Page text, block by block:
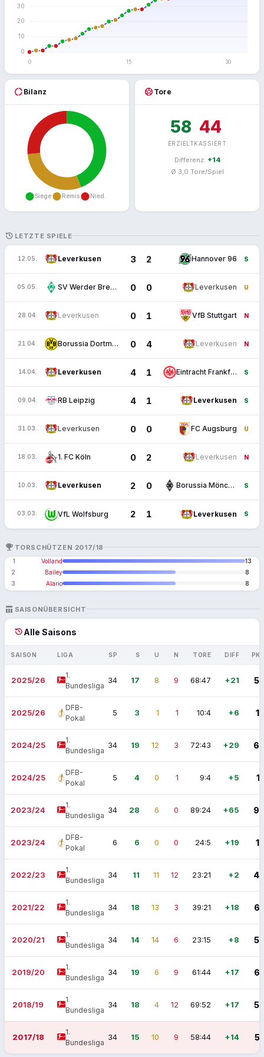
donut_large Bilanz sports_soccer Tore
58
ERZIELT
44
KASSIERT
Differenz: +14
Ø 3,0 Tore/Spiel
HISTORY LETZTE SPIELE
12.05. Leverkusen 3 : 2 Hannover 96 S
05.05. SV Werder Bremen 0 : 0 Leverkusen U
28.04. Leverkusen 0 : 1 VfB Stuttgart N
21.04. Borussia Dortmund 0 : 4 Leverkusen N
14.04. Leverkusen 4 : 1 Eintracht Frankfurt S
09.04. RB Leipzig 4 : 1 Leverkusen S
31.03. Leverkusen 0 : 0 FC Augsburg U
18.03. 1. FC Köln 0 : 2 Leverkusen N
10.03. Leverkusen 2 : 0 Borussia Mönchengladbach S
03.03. VfL Wolfsburg 2 : 1 Leverkusen S
EMOJI_EVENTS TORSCHÜTZEN 2017/18
1 Volland
13
2
Bailey
8
3
Alario 8
TABLE_CHART SAISONÜBERSICHT
historyAlle Saisons
SAISON LIGA SP S U N TORE DIFF
2025/26
1.
Bundesliga
34 17 8 9 68:47 +21
2025/26
DFB-
Pokal
5 3 1 1 10:4 +6
2024/25
1.
Bundesliga
34 19 12 3 72:43 +29
2024/25
DFB-
Pokal
5 4 0 1 9:4 +5
2023/24
1.
Bundesliga
34 28 6 0 89:24 +65
2023/24
DFB-
Pokal
6 6 0 0 24:5 +19
2022/23
1.
Bundesliga
34 11 11 12 23:21 +2
2021/22
1.
Bundesliga
34 18 13 3 39:21 +18
2020/21
1.
Bundesliga
34 14 14 6 23:15 +8
2019/20
1.
Bundesliga
34 19 6 9 61:44 +17
2018/19
1.
Bundesliga
34 18 4 12 69:52 +17
2017/18
1.
Bundesliga
34 15 10 9 58:44 +14